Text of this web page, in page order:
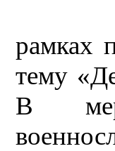
рамках
тему
В